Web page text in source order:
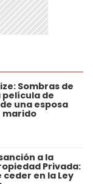
Sombras de
película de
una esposa
marido
a la
Privada:
en la Ley